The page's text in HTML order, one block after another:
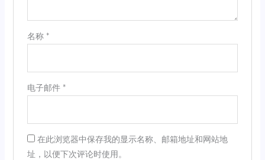
名称 *
电子邮件 *
在此浏览器中保存我的显示名称、邮箱地址和网站地
址，以便下次评论时使用。